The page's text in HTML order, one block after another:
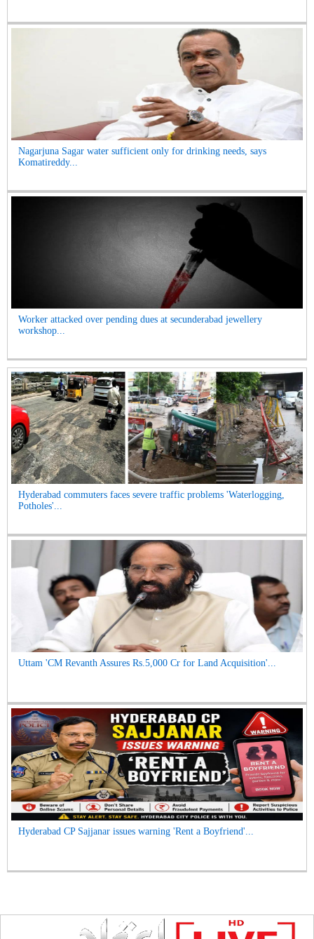
Nagarjuna Sagar water sufficient only for drinking needs, says
Komatireddy...
Worker attacked over pending dues at secunderabad jewellery
workshop...
Hyderabad commuters faces severe traffic problems 'Waterlogging,
Potholes'...
Uttam 'CM Revanth Assures Rs.5,000 Cr for Land Acquisition'...
Hyderabad CP Sajjanar issues warning 'Rent a Boyfriend'...